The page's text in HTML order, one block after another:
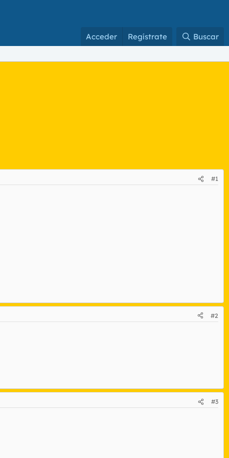
Acceder Regístrate Buscar
#1
#2
#3